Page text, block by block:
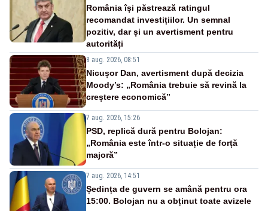
România își păstrează ratingul
recomandat investițiilor. Un semnal
pozitiv, dar și un avertisment pentru
autorități
8 aug. 2026, 08:51
Nicușor Dan, avertisment după decizia
Moody’s: „România trebuie să revină la
creștere economică”
7 aug. 2026, 15:26
PSD, replică dură pentru Bolojan:
„România este într-o situație de forță
majoră”
7 aug. 2026, 14:51
Ședința de guvern se amână pentru ora
15:00. Bolojan nu a obținut toate avizele